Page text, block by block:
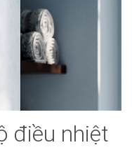
điều nhiệt